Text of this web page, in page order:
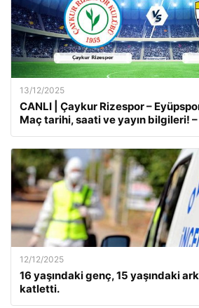
13/12/2025
CANLI | Çaykur Rizespor –
Maç tarihi, saati ve yayın bilgileri! –
12/12/2025
16 yaşındaki genç, 15 yaşındaki
katletti.